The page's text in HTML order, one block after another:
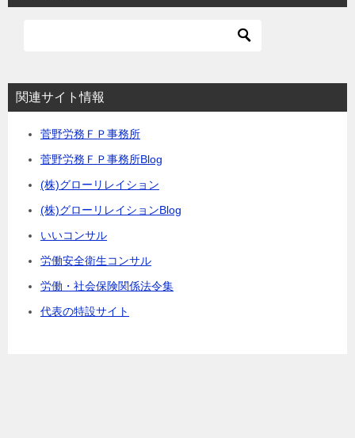
関連サイト情報
菅野労務ＦＰ事務所
菅野労務ＦＰ事務所Blog
(株)グローリレイション
(株)グローリレイションBlog
いいコンサル
労働安全衛生コンサル
労働・社会保険関係法令集
代表の特設サイト